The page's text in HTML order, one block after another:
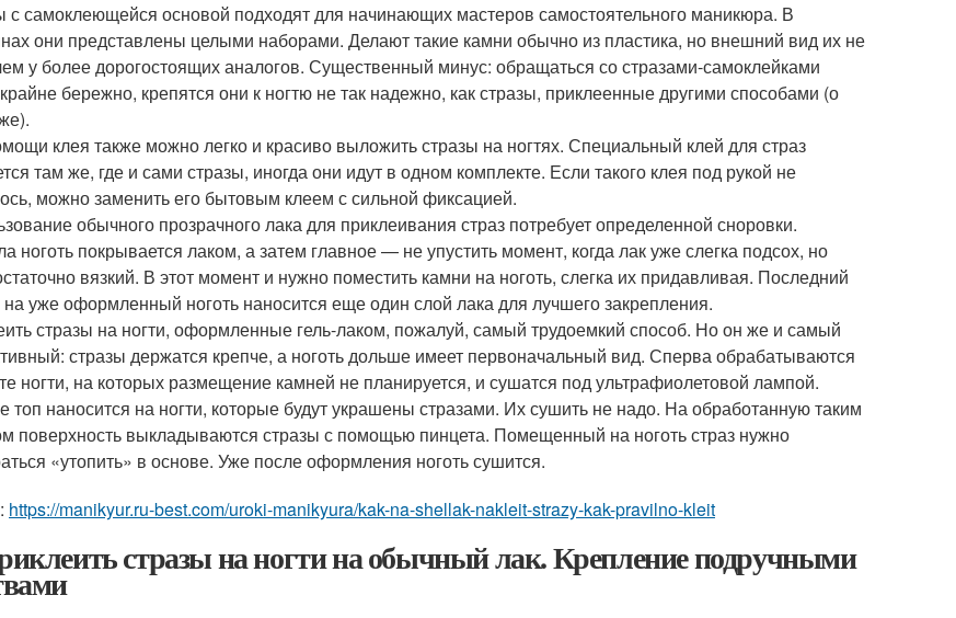
с самоклеющейся основой подходят для начинающих мастеров самостоятельного маникюра. В
они представлены целыми наборами. Делают такие камни обычно из пластика, но внешний вид их не
у более дорогостоящих аналогов. Существенный минус: обращаться со стразами-самоклейками
бережно, крепятся они к ногтю не так надежно, как стразы, приклеенные другими способами (о
клея также можно легко и красиво выложить стразы на ногтях. Специальный клей для страз
там же, где и сами стразы, иногда они идут в одном комплекте. Если такого клея под рукой не
можно заменить его бытовым клеем с сильной фиксацией.
обычного прозрачного лака для приклеивания страз потребует определенной сноровки.
ноготь покрывается лаком, а затем главное — не упустить момент, когда лак уже слегка подсох, но
вязкий. В этот момент и нужно поместить камни на ноготь, слегка их придавливая. Последний
уже оформленный ноготь наносится еще один слой лака для лучшего закрепления.
стразы на ногти, оформленные гель-лаком, пожалуй, самый трудоемкий способ. Но он же и самый
стразы держатся крепче, а ноготь дольше имеет первоначальный вид. Сперва обрабатываются
ногти, на которых размещение камней не планируется, и сушатся под ультрафиолетовой лампой.
топ наносится на ногти, которые будут украшены стразами. Их сушить не надо. На обработанную таким
поверхность выкладываются стразы с помощью пинцета. Помещенный на ноготь страз нужно
«утопить» в основе. Уже после оформления ноготь сушится.
https://manikyur.ru-best.com/uroki-manikyura/kak-na-shellak-nakleit-strazy-kak-pravilno-kleit
стразы на ногти на обычный лак. Крепление подручными